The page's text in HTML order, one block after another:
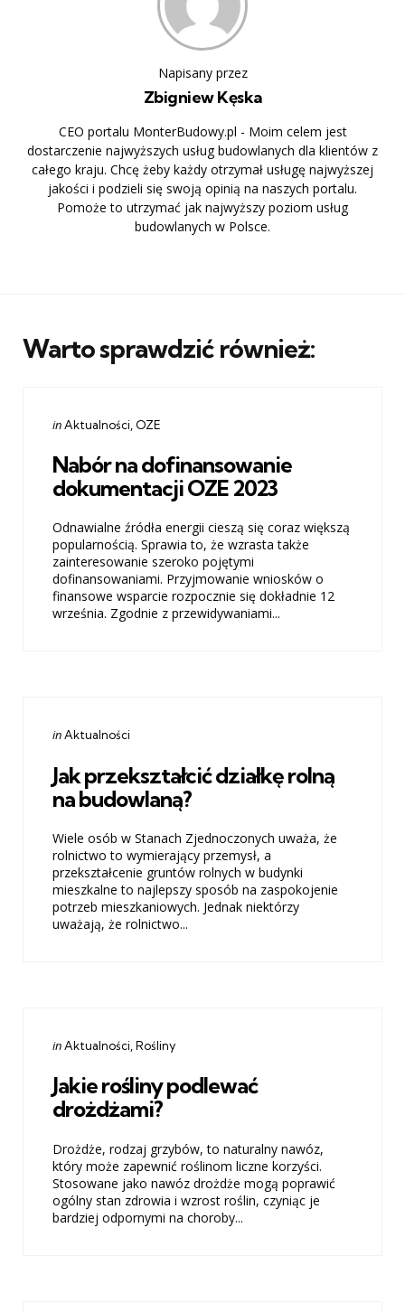
Napisany przez
Zbigniew Kęska
CEO portalu MonterBudowy.pl - Moim celem jest
dostarczenie najwyższych usług budowlanych dla klientów z
całego kraju. Chcę żeby każdy otrzymał usługę najwyższej
jakości i podzieli się swoją opinią na naszych portalu.
Pomoże to utrzymać jak najwyższy poziom usług
budowlanych w Polsce.
Warto sprawdzić również:
Categories
Posted
inAktualności OZE
Nabór na dofinansowanie
dokumentacji OZE 2023
Odnawialne źródła energii cieszą się coraz większą
popularnością. Sprawia to, że wzrasta także
zainteresowanie szeroko pojętymi
dofinansowaniami. Przyjmowanie wniosków o
finansowe wsparcie rozpocznie się dokładnie 12
września. Zgodnie z przewidywaniami...
Categories
Posted
inAktualności
Jak przekształcić działkę rolną
na budowlaną?
Wiele osób w Stanach Zjednoczonych uważa, że ​​
rolnictwo to wymierający przemysł, a
przekształcenie gruntów rolnych w budynki
mieszkalne to najlepszy sposób na zaspokojenie
potrzeb mieszkaniowych. Jednak niektórzy
uważają, że rolnictwo...
Categories
Posted
inAktualności Rośliny
Jakie rośliny podlewać
drożdżami?
Drożdże, rodzaj grzybów, to naturalny nawóz,
który może zapewnić roślinom liczne korzyści.
Stosowane jako nawóz drożdże mogą poprawić
ogólny stan zdrowia i wzrost roślin, czyniąc je
bardziej odpornymi na choroby...